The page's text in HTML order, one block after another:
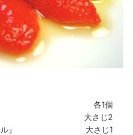
各1個
大さじ2
』
大さじ1